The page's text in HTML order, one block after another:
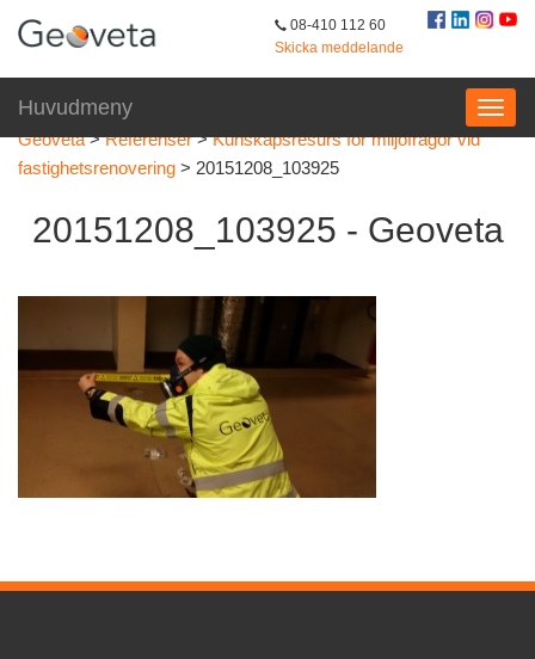
08-410 112 60
Skicka meddelande
Huvudmeny
Geoveta>Referenser>Kunskapsresurs för miljöfrågor vid
fastighetsrenovering > 20151208_103925
20151208_103925 - Geoveta